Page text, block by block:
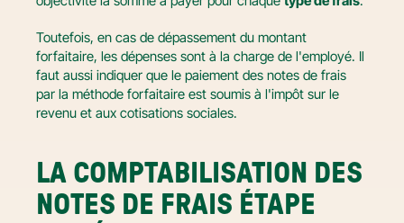
Toutefois, en cas de dépassement du montant
forfaitaire, les dépenses sont à la charge de l'employé. Il
faut aussi indiquer que le paiement des notes de frais
par la méthode forfaitaire est soumis à l'impôt sur le
revenu et aux cotisations sociales.
LA COMPTABILISATION DES
NOTES DE FRAIS ÉTAPE